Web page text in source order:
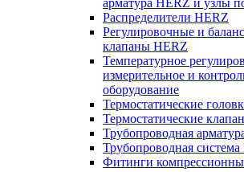
арматура HERZ и узлы
Распределители HERZ
Регулировочные и
клапаны HERZ
Температурное
измерительное и
оборудование
Термостатические
Термостатические
Трубопроводная
Трубопроводная
Фитинги